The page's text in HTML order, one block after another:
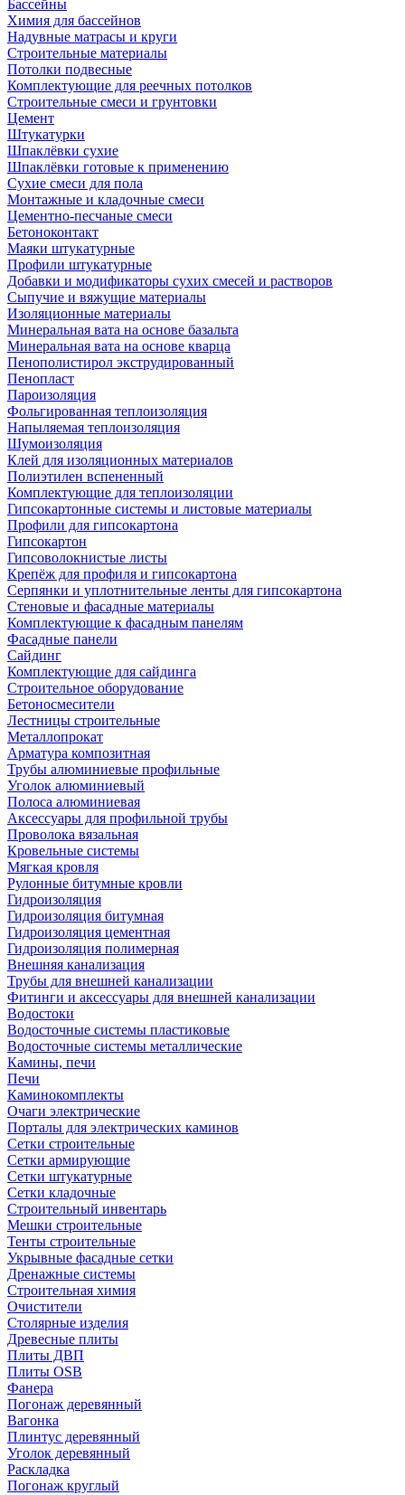
Бассейны
Химия для бассейнов
Надувные матрасы и круги
Строительные материалы
Потолки подвесные
Комплектующие для реечных потолков
Строительные смеси и грунтовки
Цемент
Штукатурки
Шпаклёвки сухие
Шпаклёвки готовые к применению
Сухие смеси для пола
Монтажные и кладочные смеси
Цементно-песчаные смеси
Бетоноконтакт
Маяки штукатурные
Профили штукатурные
Добавки и модификаторы сухих смесей и растворов
Сыпучие и вяжущие материалы
Изоляционные материалы
Минеральная вата на основе базальта
Минеральная вата на основе кварца
Пенополистирол экструдированный
Пенопласт
Пароизоляция
Фольгированная теплоизоляция
Напыляемая теплоизоляция
Шумоизоляция
Клей для изоляционных материалов
Полиэтилен вспененный
Комплектующие для теплоизоляции
Гипсокартонные системы и листовые материалы
Профили для гипсокартона
Гипсокартон
Гипсоволокнистые листы
Крепёж для профиля и гипсокартона
Серпянки и уплотнительные ленты для гипсокартона
Стеновые и фасадные материалы
Комплектующие к фасадным панелям
Фасадные панели
Сайдинг
Комплектующие для сайдинга
Строительное оборудование
Бетоносмесители
Лестницы строительные
Металлопрокат
Арматура композитная
Трубы алюминиевые профильные
Уголок алюминиевый
Полоса алюминиевая
Аксессуары для профильной трубы
Проволока вязальная
Кровельные системы
Мягкая кровля
Рулонные битумные кровли
Гидроизоляция
Гидроизоляция битумная
Гидроизоляция цементная
Гидроизоляция полимерная
Внешняя канализация
Трубы для внешней канализации
Фитинги и аксессуары для внешней канализации
Водостоки
Водосточные системы пластиковые
Водосточные системы металлические
Камины, печи
Печи
Каминокомплекты
Очаги электрические
Порталы для электрических каминов
Сетки строительные
Сетки армирующие
Сетки штукатурные
Сетки кладочные
Строительный инвентарь
Мешки строительные
Тенты строительные
Укрывные фасадные сетки
Дренажные системы
Строительная химия
Очистители
Столярные изделия
Древесные плиты
Плиты ДВП
Плиты OSB
Фанера
Погонаж деревянный
Вагонка
Плинтус деревянный
Уголок деревянный
Раскладка
Погонаж круглый